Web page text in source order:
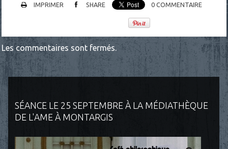
SÉANCE LE 25 SEPTEMBRE À LA MÉDIATHÈQUE
DE L'AME À MONTARGIS
IMPRIMER SHARE 0 COMMENTAIRE
Les commentaires sont fermés.